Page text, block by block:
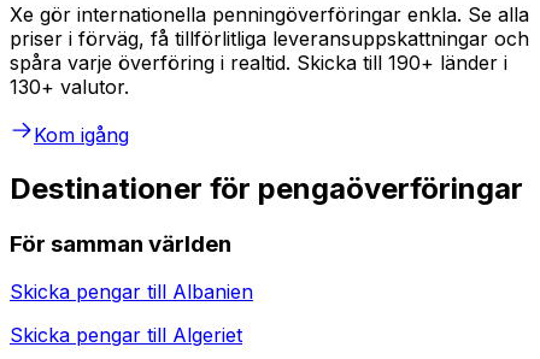
Xe gör internationella penningöverföringar enkla. Se alla
priser i förväg, få tillförlitliga leveransuppskattningar och
spåra varje överföring i realtid. Skicka till 190+ länder i
130+ valutor.
Kom igång
Destinationer för pengaöverföringar
För samman världen
Skicka pengar till Albanien
Skicka pengar till Algeriet